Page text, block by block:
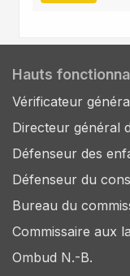
Hauts
Vérificateur
Directeur général
Défenseur des
Défenseur du
Bureau du
Commissaire aux
Ombud N.-B.